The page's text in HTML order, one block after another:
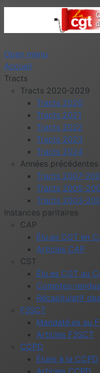
Open menu
Accueil
Tracts
Tracts 2020-2029
Tracts 2020
Tracts 2021
Tracts 2022
Tracts 2023
Tracts 2024
Années précédentes
Tracts 2007-
Tracts 2005-
Tracts 2003-
Instances paritaires
CAP
Élu.es CGT en
Articles CAP
CST
Élu.es CGT au
Comptes-
Récapitulatif
F3SCT
Mandaté.es au
Articles F3SCT
CCPD
Élues à la CCPD
Articles CCPD